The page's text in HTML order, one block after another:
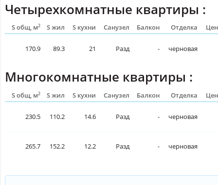
Четырехкомнатные квартиры :
S общ, м2 S жил S кухни Санузел Балкон Отделка
170.9 89.3 21 Разд - черновая
Многокомнатные квартиры :
S общ, м2 S жил S кухни Санузел Балкон Отделка
230.5 110.2 14.6 Разд - черновая
265.7 152.2 12.2 Разд - черновая